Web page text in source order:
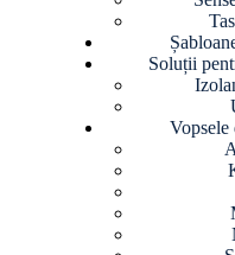
Soluții
Vopsele